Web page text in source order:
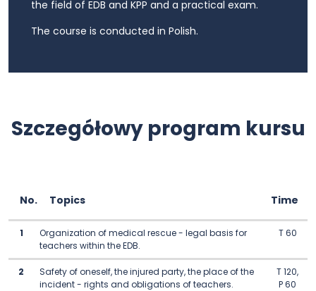
the field of EDB and KPP and a practical exam.
The course is conducted in Polish.
Szczegółowy program kursu
No. Topics Time
1
Organization of medical rescue - legal basis for
teachers within the EDB.
T 60
2
Safety of oneself, the injured party, the place of the
incident - rights and obligations of teachers.
T 120,
P 60